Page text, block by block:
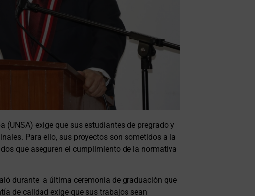
(UNSA) exige que sus estudiantes de pregrado y
Para ello, sus proyectos son sometidos a la
que aseguren el cumplimiento de la normativa
durante la última ceremonia de graduación que
de calidad exige que sus trabajos sean